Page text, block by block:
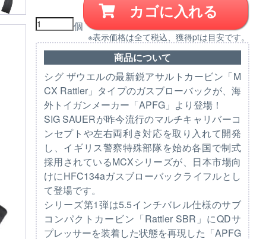
個
カゴに入れる
※表示価格は全て税込、獲得ptは目安です。
商品について
シグ ザウエルの最新鋭アサルトカービン「M
CX Rattler」タイプのガスブローバックが、海
外トイガンメーカー「APFG」より登場！
SIG SAUERが昨今流行のマルチキャリバーコ
ンセプトや左右両利き対応を取り入れて開発
し、イギリス警察特殊部隊を始め各国で制式
採用されているMCXシリーズが、日本市場向
けにHFC134aガスブローバックライフルとし
て登場です。
シリーズ第1弾は5.5インチバレル仕様のサブ
コンパクトカービン「Rattler SBR」にQDサ
プレッサーを装着した状態を再現した「APFG